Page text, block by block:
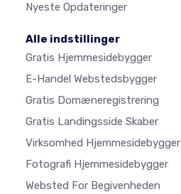
Nyeste Opdateringer
Alle indstillinger
Gratis Hjemmesidebygger
E-Handel Webstedsbygger
Gratis Domæneregistrering
Gratis Landingsside Skaber
Virksomhed Hjemmesidebygger
Fotografi Hjemmesidebygger
Websted For Begivenheden